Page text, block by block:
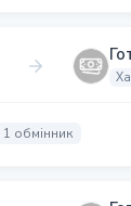
1 обмінник